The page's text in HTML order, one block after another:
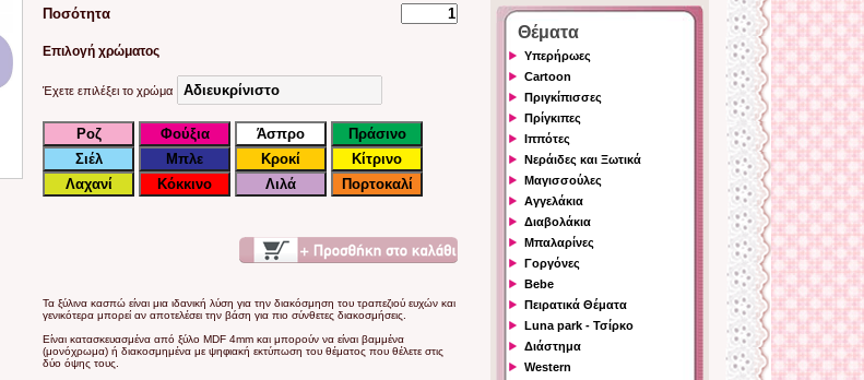
Ποσότητα
Επιλογή χρώματος
Έχετε επιλέξει το χρώμα
Τα ξύλινα κασπώ είναι μια ιδανική λύση για την διακόσμηση του τραπεζιού ευχών και
γενικότερα μπορεί αν αποτελέσει την βάση για πιο σύνθετες διακοσμήσεις.
Είναι κατασκευασμένα από ξύλο MDF 4mm και μπορούν να είναι βαμμένα
(μονόχρωμα) ή διακοσμημένα με ψηφιακή εκτύπωση του θέματος που θέλετε στις
δύο όψης τους.
Θέματα
Υπερήρωες
Cartoon
Πριγκίπισσες
Πρίγκιπες
Ιππότες
Νεράιδες και Ξωτικά
Μαγισσούλες
Αγγελάκια
Διαβολάκια
Μπαλαρίνες
Γοργόνες
Bebe
Πειρατικά Θέματα
Luna park - Τσίρκο
Διάστημα
Western